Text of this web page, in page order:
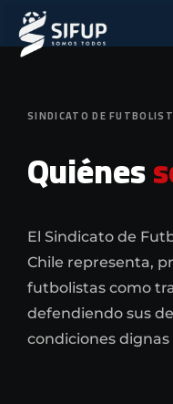
SINDICATO DE
Quiénes
El Sindicato de
Chile representa,
futbolistas como
defendiendo sus
condiciones